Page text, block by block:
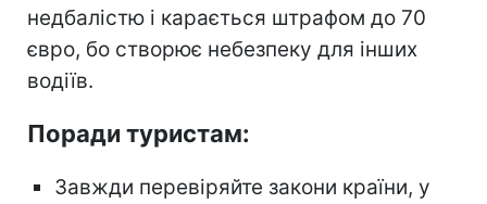
недбалістю і карається штрафом до 70
євро, бо створює небезпеку для інших
водіїв.
Поради туристам:
Завжди перевіряйте закони країни, у